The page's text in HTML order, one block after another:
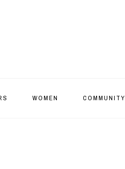
WOMEN COMMUNITY